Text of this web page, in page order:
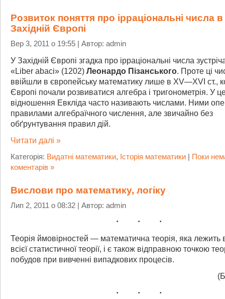
Розвиток поняття про ірраціональні числа в
Західній Європі
Вер 3, 2011 о 19:55 | Автор: admin
У Західній Європі згадка про ірраціональні числа
«Liber abaci» (1202) Леонардо Пізанського. Проте ці
ввійшли в європейську математику лише в XV—XVI ст.,
Європі почали розвиватися алгебра і тригонометрія. У
відношення Евкліда часто називають числами. Ними
правилами алгебраїчного числення, але звичайно без
обґрунтування правил дій.
Читати далі »
Категорія: Видатні математики, Історія математики
Поки
коментарів »
Вислови про математику, логіку
Лип 2, 2011 о 08:32 | Автор: admin
Теорія ймовірностей — математична теорія, яка лежить
всієї статистичної теорії, і є також відправною точкою
побудов при вивченні випадкових процесів.